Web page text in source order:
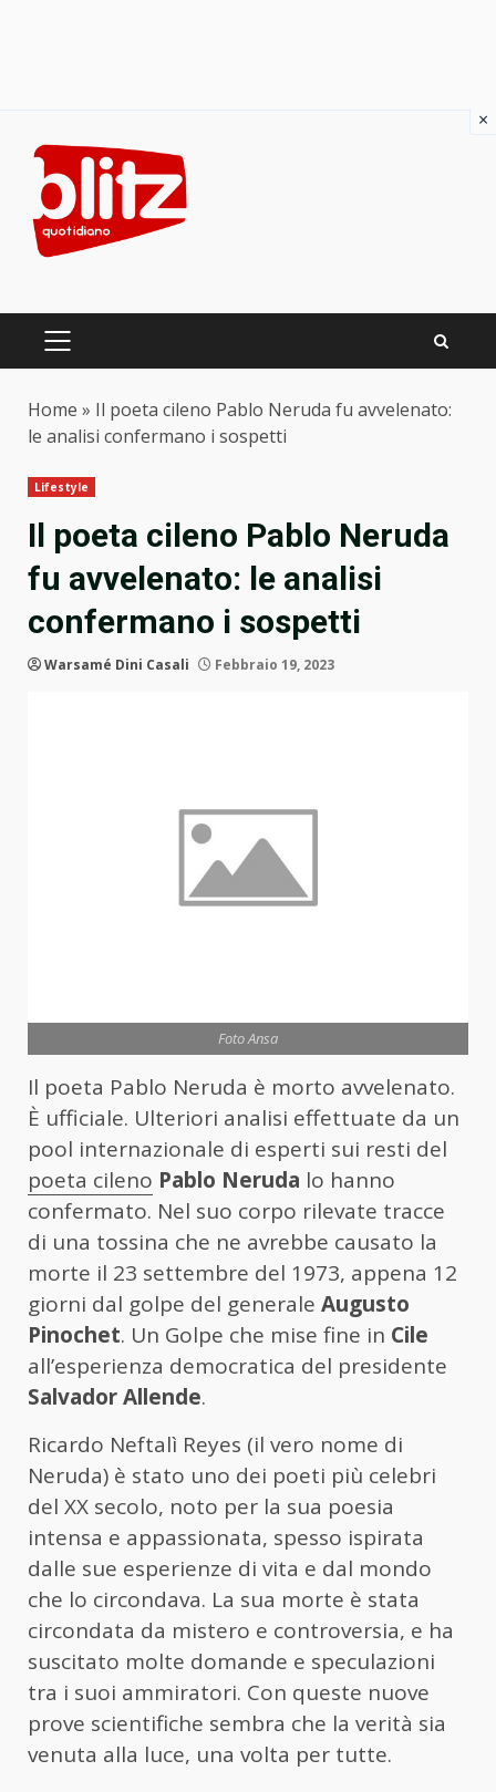
content
PRIMARY
Home » Il poeta cileno Pablo Neruda fu avvelenato:
le analisi confermano i sospetti
Lifestyle
Il poeta cileno Pablo Neruda
fu avvelenato: le analisi
confermano i sospetti
Warsamé Dini Casali Febbraio 19, 2023
Foto Ansa
Il poeta Pablo Neruda è morto avvelenato.
È ufficiale. Ulteriori analisi effettuate da un
pool internazionale di esperti sui resti del
poeta cileno Pablo Neruda lo hanno
confermato. Nel suo corpo rilevate tracce
di una tossina che ne avrebbe causato la
morte il 23 settembre del 1973, appena 12
giorni dal golpe del generale Augusto
Pinochet. Un Golpe che mise fine in Cile
all’esperienza democratica del presidente
Salvador Allende.
Ricardo Neftalì Reyes (il vero nome di
Neruda) è stato uno dei poeti più celebri
del XX secolo, noto per la sua poesia
intensa e appassionata, spesso ispirata
dalle sue esperienze di vita e dal mondo
che lo circondava. La sua morte è stata
circondata da mistero e controversia, e ha
suscitato molte domande e speculazioni
tra i suoi ammiratori. Con queste nuove
prove scientifiche sembra che la verità sia
venuta alla luce, una volta per tutte.
×